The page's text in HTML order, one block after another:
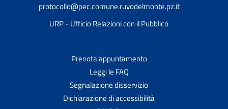
protocollo@pec.comune.ruvodelmonte.pz.it
URP - Ufficio Relazioni con il Pubblico
Prenota appuntamento
Leggi le FAQ
Segnalazione disservizio
Dichiarazione di accessibilità